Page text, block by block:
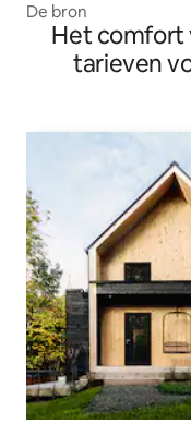
De bron
Het comfort
tarieven